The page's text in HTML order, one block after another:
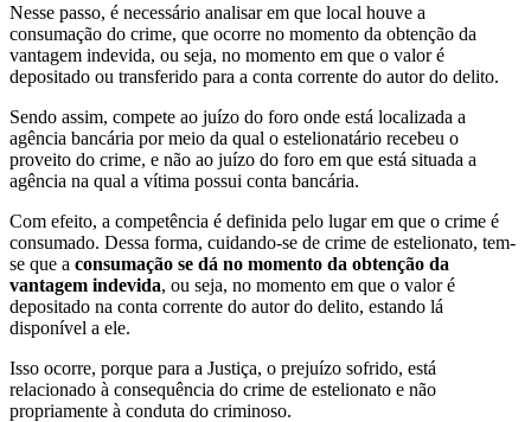
Nesse passo, é necessário analisar em que local houve a
consumação do crime, que ocorre no momento da obtenção da
vantagem indevida, ou seja, no momento em que o valor é
depositado ou transferido para a conta corrente do autor do delito.
Sendo assim, compete ao juízo do foro onde está localizada a
agência bancária por meio da qual o estelionatário recebeu o
proveito do crime, e não ao juízo do foro em que está situada a
agência na qual a vítima possui conta bancária.
Com efeito, a competência é definida pelo lugar em que o crime é
consumado. Dessa forma, cuidando-se de crime de estelionato, tem-
se que a consumação se dá no momento da obtenção da
vantagem indevida, ou seja, no momento em que o valor é
depositado na conta corrente do autor do delito, estando lá
disponível a ele.
Isso ocorre, porque para a Justiça, o prejuízo sofrido, está
relacionado à consequência do crime de estelionato e não
propriamente à conduta do criminoso.